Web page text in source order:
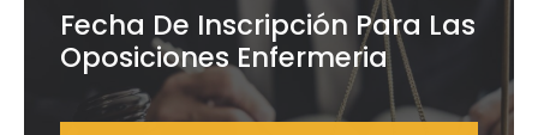
Fecha De Inscripción Para Las
Oposiciones Enfermeria